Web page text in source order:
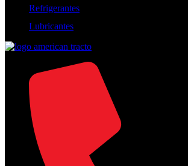
Refrigerantes
Lubricantes